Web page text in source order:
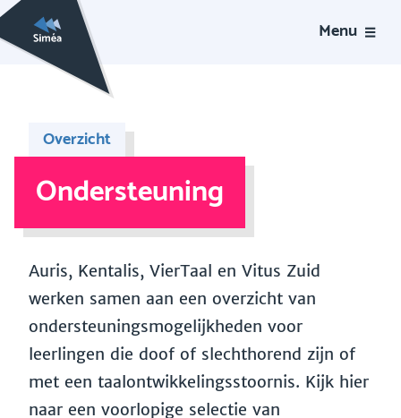
Menu
Overzicht
Ondersteuning
Auris, Kentalis, VierTaal en Vitus Zuid
werken samen aan een overzicht van
ondersteuningsmogelijkheden voor
leerlingen die doof of slechthorend zijn of
met een taalontwikkelingsstoornis. Kijk hier
naar een voorlopige selectie van